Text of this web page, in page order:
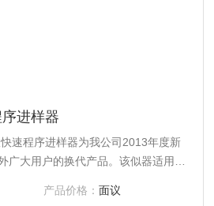
进样器
速程序进样器为我公司2013年度新
广大用户的换代产品。该似器适用于
测，同时可对三只通用解吸筥自动控
产品价格： 面议